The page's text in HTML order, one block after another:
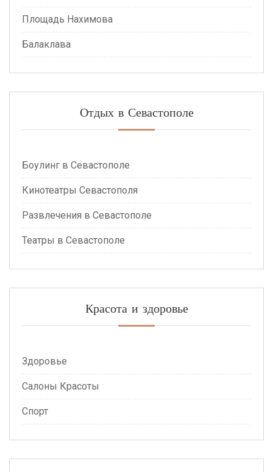
Площадь Нахимова
Балаклава
Отдых в Севастополе
Боулинг в Севастополе
Кинотеатры Севастополя
Развлечения в Севастополе
Театры в Севастополе
Красота и здоровье
Здоровье
Салоны Красоты
Спорт